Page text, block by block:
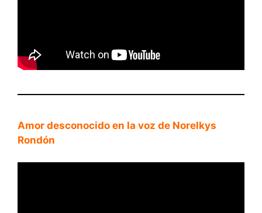
Amor desconocido en la voz de Norelkys
Rondón